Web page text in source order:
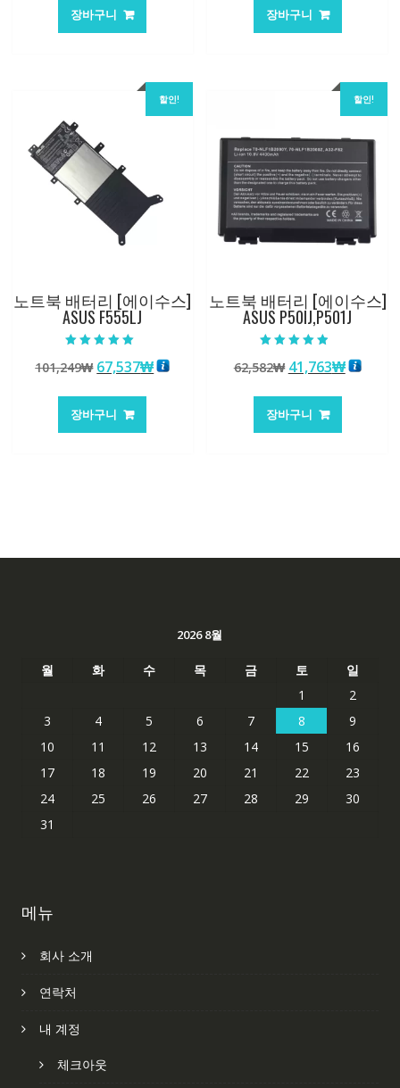
가
격:
장바구니
가
격:
장바구니
할인!
노트북 배터리 [에이수스]
ASUS F555LJ
5.00
로 평가됨
101,249₩ 원
가
격:
67,537₩현
장바구니
할인!
노트북 배터리 [에이수스]
ASUS P50IJ,P501J
4.50
로 평가됨
62,582₩ 원
가
격:
41,763₩현
장바구니
2026 8월
월 화 수 목 금 토
일
1
2
3
4 5 6 7 8
9
10
11 12 13 14 15
16
17
18 19 20 21 22
23
24
25 26 27 28 29
30
31
메뉴
회사 소개
연락처
내 계정
체크아웃